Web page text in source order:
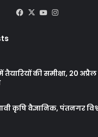
Facebook
X YouTube
तैयारियों की समीक्षा, 20
कृषि वैज्ञानिक, पंतनगर